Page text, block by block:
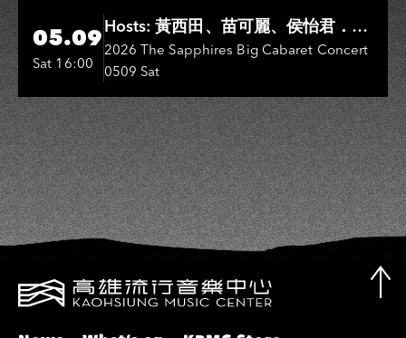
瑤
Hi-Ing Music Hall
05.09
Sat 16:00
Hosts: 黃西田、苗可麗、侯怡君．
Entertainers: 葉啟田、鳥來嬤-吳
敏、張秀卿、王彩樺、吳淑敏、施文
彬、邵大倫、曹雅雯、陳孟賢、黃露
瑤
2026 The Sapphires Big Cabaret Concert
0509 Sat